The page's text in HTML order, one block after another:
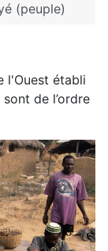
(peuple)
l'Ouest établi
de l’ordre